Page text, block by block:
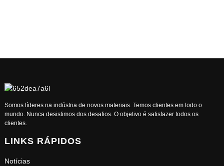
Somos líderes na indústria de novos materiais. Temos clientes em todo o
mundo. Nunca desistimos dos desafios. O objetivo é satisfazer todos os
clientes.
LINKS RÁPIDOS
Notícias